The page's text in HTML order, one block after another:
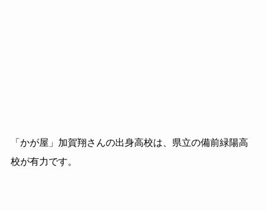
「かが屋」加賀翔さんの出身高校は、県立の備前緑陽高
校が有力です。